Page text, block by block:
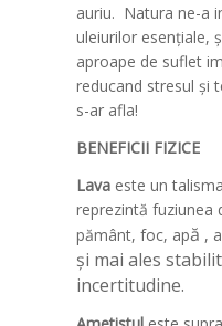
auriu. Natura ne-a
uleiurilor esențiale,
aproape de suflet
reducand stresul și
s-ar afla!
BENEFICII FIZICE
Lava este un
reprezintă fuziunea
pământ, foc, apă ,
și mai ales
incertitudine.